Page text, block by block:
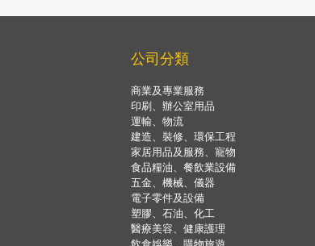
公司分類
商業及專業服務
印刷、辦公室用品
運輸、物流
建造、裝修、環保工程
家居用品及服務、寵物
食品糧油、餐飲業設備
五金、機械、儀器
電子零件及設備
塑膠、石油、化工
醫療美容、健康護理